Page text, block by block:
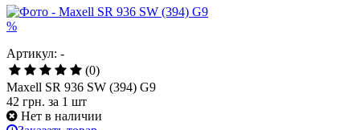
%
Артикул: -
(0)
Maxell SR 936 SW (394) G9
42 грн. за 1 шт
Нет в наличии